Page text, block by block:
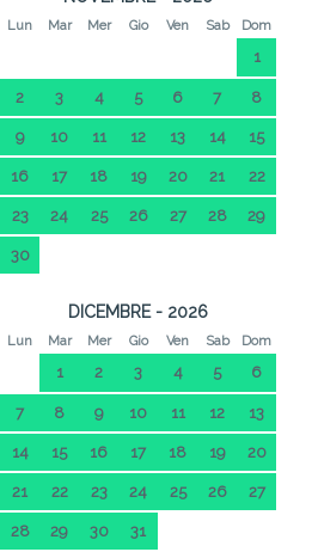
Lun Mar Mer Gio Ven Sab Dom
1
2 3 4 5 6 7 8
9 10 11 12 13 14 15
16 17 18 19 20 21 22
23 24 25 26 27 28 29
30
DICEMBRE - 2026
Lun Mar Mer Gio Ven Sab Dom
1 2 3 4 5 6
7 8 9 10 11 12 13
14 15 16 17 18 19 20
21 22 23 24 25 26 27
28 29 30 31